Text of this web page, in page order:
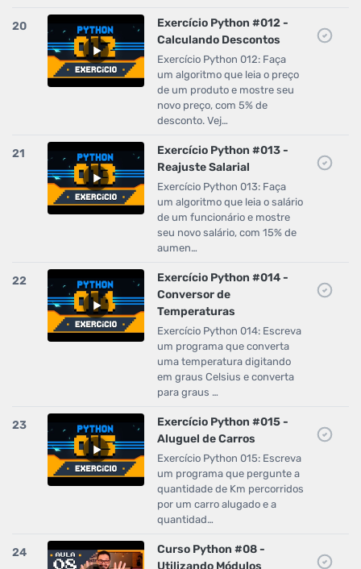
20
Exercício Python #012 -
Calculando Descontos
Exercício Python 012: Faça
um algoritmo que leia o preço
de um produto e mostre seu
novo preço, com 5% de
desconto. Vej…
21
Exercício Python #013 -
Reajuste Salarial
Exercício Python 013: Faça
um algoritmo que leia o salário
de um funcionário e mostre
seu novo salário, com 15% de
aumen…
22
Exercício Python #014 -
Conversor de
Temperaturas
Exercício Python 014: Escreva
um programa que converta
uma temperatura digitando
em graus Celsius e converta
para graus …
23
Exercício Python #015 -
Aluguel de Carros
Exercício Python 015: Escreva
um programa que pergunte a
quantidade de Km percorridos
por um carro alugado e a
quantidad…
24
Curso Python #08 -
Utilizando Módulos